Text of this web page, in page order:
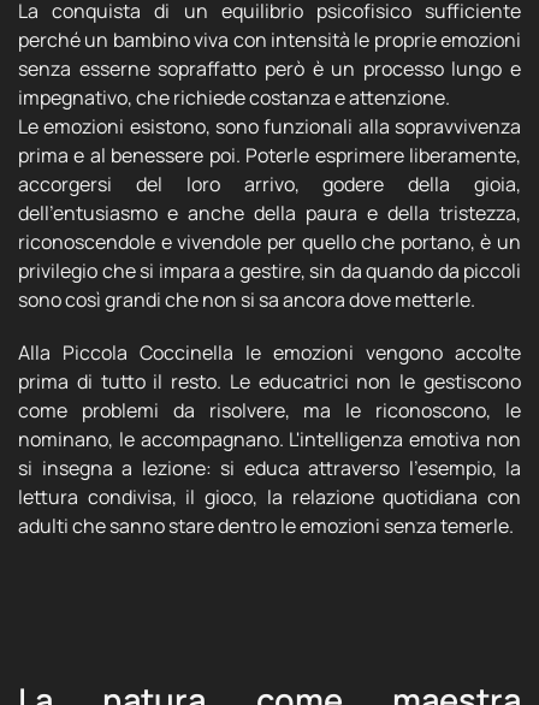
La conquista di un equilibrio psicofisico sufficiente
perché un bambino viva con intensità le proprie emozioni
senza esserne sopraffatto però è un processo lungo e
impegnativo, che richiede costanza e attenzione.
Le emozioni esistono, sono funzionali alla sopravvivenza
prima e al benessere poi. Poterle esprimere liberamente,
accorgersi del loro arrivo, godere della gioia,
dell'entusiasmo e anche della paura e della tristezza,
riconoscendole e vivendole per quello che portano, è un
privilegio che si impara a gestire, sin da quando da piccoli
sono così grandi che non si sa ancora dove metterle.
Alla Piccola Coccinella le emozioni vengono accolte
prima di tutto il resto. Le educatrici non le gestiscono
come problemi da risolvere, ma le riconoscono, le
nominano, le accompagnano. L'intelligenza emotiva non
si insegna a lezione: si educa attraverso l'esempio, la
lettura condivisa, il gioco, la relazione quotidiana con
adulti che sanno stare dentro le emozioni senza temerle.